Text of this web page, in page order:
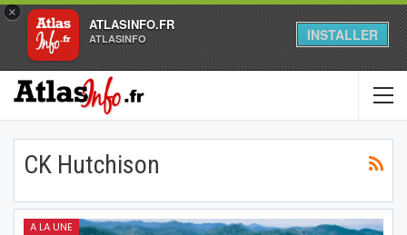
×
ATLASINFO.FR
ATLASINFO INSTALLER
CK Hutchison
A LA UNE